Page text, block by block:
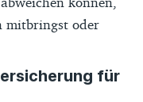
mitbringst oder
für